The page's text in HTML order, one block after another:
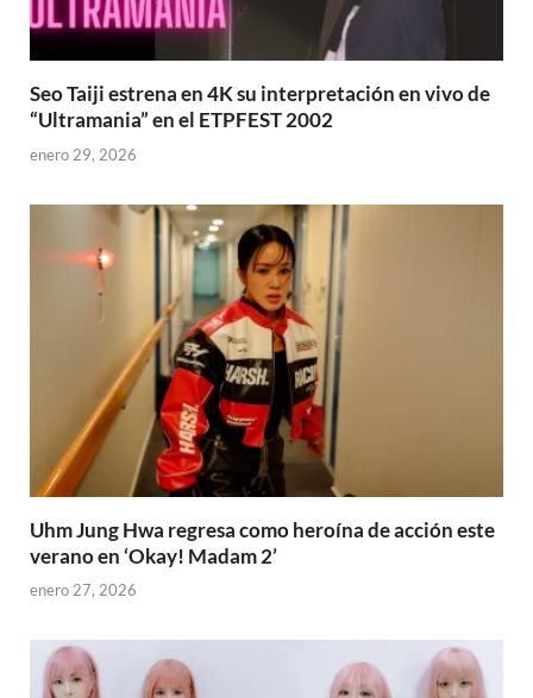
Seo Taiji estrena en 4K su interpretación en vivo de
“Ultramania” en el ETPFEST 2002
enero 29, 2026
Uhm Jung Hwa regresa como heroína de acción este
verano en ‘Okay! Madam 2’
enero 27, 2026